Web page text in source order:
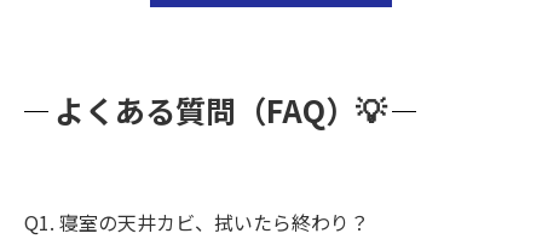
よくある質問（FAQ）💡
Q1. 寝室の天井カビ、拭いたら終わり？